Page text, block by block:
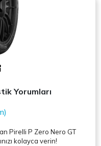
Yorumları
Pirelli P Zero Nero GT
kolayca verin!